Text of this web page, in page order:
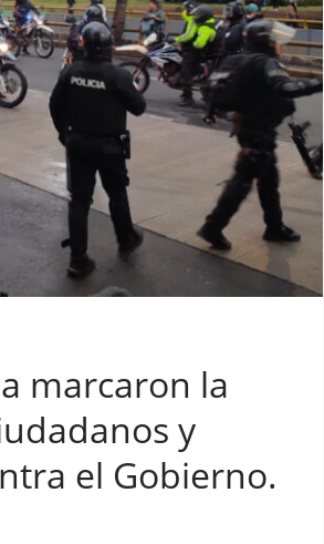
marcaron la
y
el Gobierno.